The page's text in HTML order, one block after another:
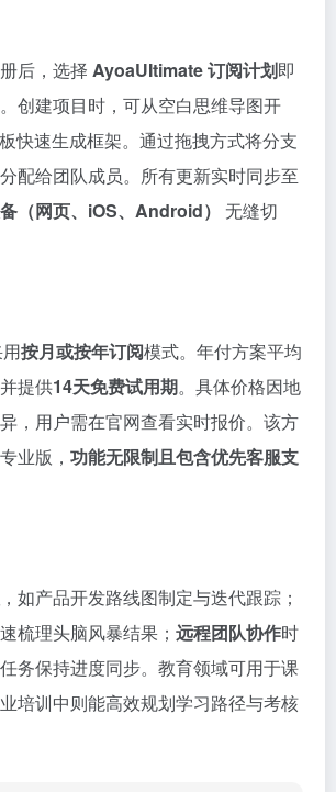
后，选择 AyoaUItimate 订阅计划即
创建项目时，可从空白思维导图开
快速生成框架。通过拖拽方式将分支
配给团队成员。所有更新实时同步至
（网页、iOS、Android） 无缝切
按月或按年订阅模式。年付方案平均
提供14天免费试用期。具体价格因地
，用户需在官网查看实时报价。该方
业版， 功能无限制且包含优先客服支
，如产品开发路线图制定与迭代跟踪；
梳理头脑风暴结果； 远程团队协作时
务保持进度同步。教育领域可用于课
培训中则能高效规划学习路径与考核